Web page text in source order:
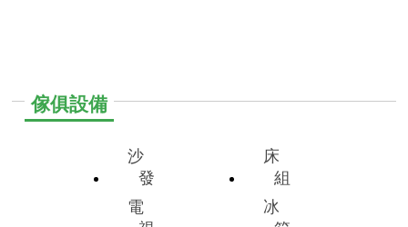
傢俱設備
沙
發
電
床
組
冰